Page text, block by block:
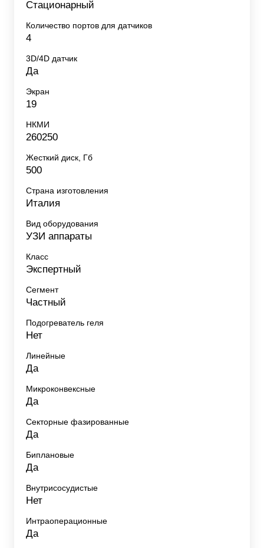
Стационарный
Количество портов для датчиков
4
3D/4D датчик
Да
Экран
19
НКМИ
260250
Жесткий диск, Гб
500
Страна изготовления
Италия
Вид оборудования
УЗИ аппараты
Класс
Экспертный
Сегмент
Частный
Подогреватель геля
Нет
Линейные
Да
Микроконвексные
Да
Секторные фазированные
Да
Биплановые
Да
Внутрисосудистые
Нет
Интраоперационные
Да